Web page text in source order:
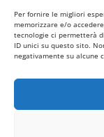
Per fornire le migliori
memorizzare e/o
tecnologie ci permetterà
ID unici su questo sito.
negativamente su alcune